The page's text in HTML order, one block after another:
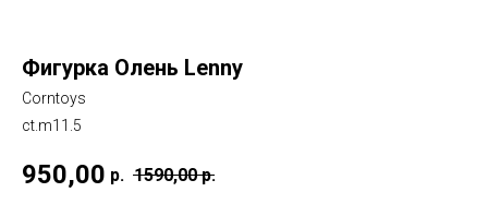
Фигурка Олень Lenny
Corntoys
ct.m11.5
950,00 р. 1590,00 р.